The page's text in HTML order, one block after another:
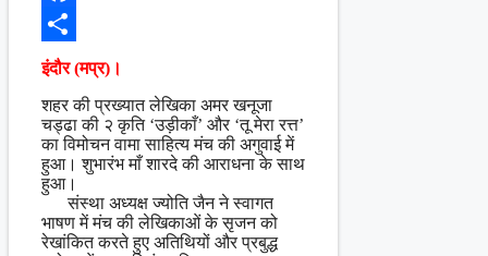
Facebook
Share
इंदौर (मप्र)।
​शहर की प्रख्यात लेखिका अमर खनूजा
चड्ढा की २ कृति ‘उड़ीकाँ’ और ‘तू मेरा रत्त’
का विमोचन वामा साहित्य मंच की अगुवाई में
हुआ। शुभारंभ माँ शारदे की आराधना के साथ
हुआ।
संस्था अध्यक्ष ज्योति जैन ने स्वागत
भाषण में मंच की लेखिकाओं के सृजन को
रेखांकित करते हुए अतिथियों और प्रबुद्ध